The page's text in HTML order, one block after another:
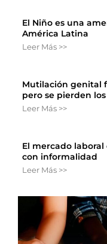
El Niño es una
América Latina
Leer Más >>
Mutilación genital
pero se pierden
Leer Más >>
El mercado
con informalidad
Leer Más >>